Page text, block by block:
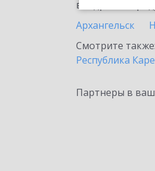
внедрение
Архангельск
Смотрите также:
Республика
Партнеры в